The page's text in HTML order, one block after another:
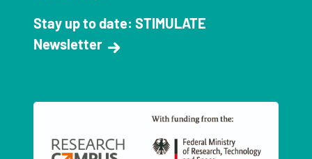
Stay up to date: STIMULATE
Newsletter